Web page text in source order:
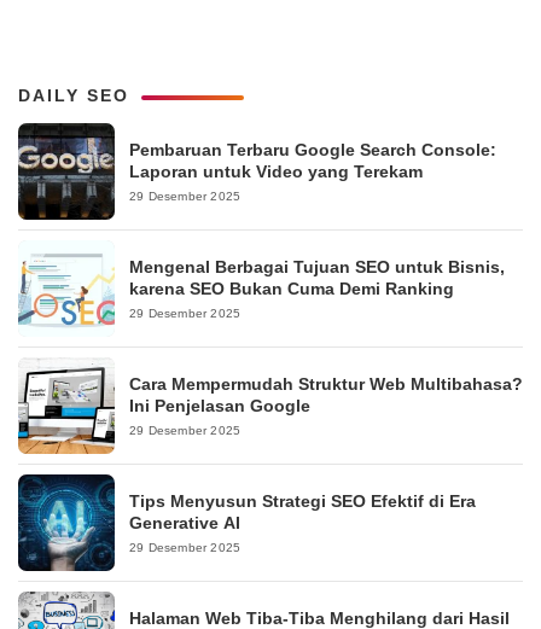
DAILY SEO
Pembaruan Terbaru Google Search Console:
Laporan untuk Video yang Terekam
29 Desember 2025
Mengenal Berbagai Tujuan SEO untuk Bisnis,
karena SEO Bukan Cuma Demi Ranking
29 Desember 2025
Cara Mempermudah Struktur Web Multibahasa?
Ini Penjelasan Google
29 Desember 2025
Tips Menyusun Strategi SEO Efektif di Era
Generative AI
29 Desember 2025
Halaman Web Tiba-Tiba Menghilang dari Hasil